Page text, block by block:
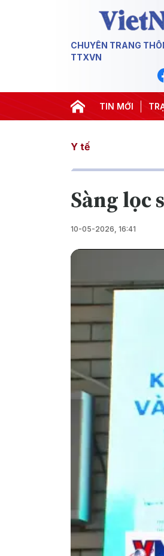
CHUYÊN TRANG
TTXVN
TIN MỚI
#Chống khai thác IUU
Y tế
Sàng lọc
10-05-2026, 16:41